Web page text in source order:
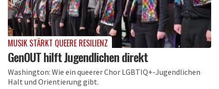
MUSIK STÄRKT QUEERE RESILIENZ
GenOUT hilft Jugendlichen direkt
Washington: Wie ein queerer Chor LGBTIQ+-Jugendlichen
Halt und Orientierung gibt.